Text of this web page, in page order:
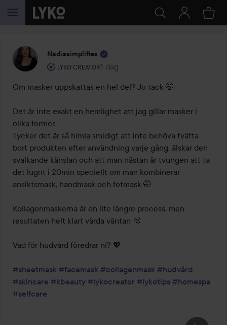
HOPPA TILL INNEHÅLLET
Nadiasimplifies
LYKO CREATOR
Användarens roll: Lyko Creator.
1 dag
Inlägget skapades 1 dag
Om masker uppskattas en hel del? Jo tack 🤭
Det är inte exakt en hemlighet att jag gillar masker i
olika former.
Tycker det är så himla smidigt att inte behöva tvätta
bort produkten efter användning varje gång, älskar den
svalkande känslan och att man nästan är tvungen att ta
det lugnt i 20min speciellt om man kombinerar
ansiktsmask, handmask och fotmask 🤭
Kollagenmaskerna är en lite längre process, men
resultaten helt klart värda väntan 🫧
Vad för hudvård föredrar ni? 💖
#sheetmask #facemask #collagenmask #hudvård
#skincare #kbeauty #lykocreator #lykotips #homespa
#selfcare